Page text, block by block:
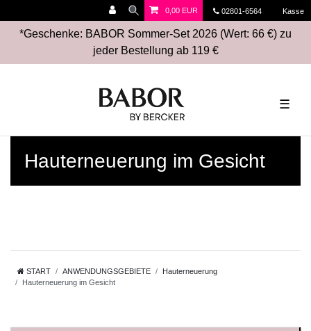
02801-6564 Kasse
0,00 EUR
*Geschenke: BABOR Sommer-Set 2026 (Wert: 66 €) zu
jeder Bestellung ab 119 €
☰
Hauterneuerung im Gesicht
START ANWENDUNGSGEBIETE
Hauterneuerung
Hauterneuerung im Gesicht